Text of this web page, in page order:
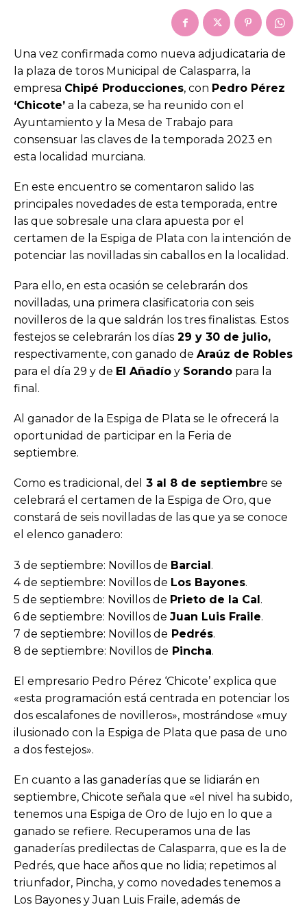
Una vez confirmada como nueva adjudicataria de
la plaza de toros Municipal de Calasparra, la
empresa Chipé Producciones, con Pedro Pérez
‘Chicote’ a la cabeza, se ha reunido con el
Ayuntamiento y la Mesa de Trabajo para
consensuar las claves de la temporada 2023 en
esta localidad murciana.
En este encuentro se comentaron salido las
principales novedades de esta temporada, entre
las que sobresale una clara apuesta por el
certamen de la Espiga de Plata con la intención de
potenciar las novilladas sin caballos en la localidad.
Para ello, en esta ocasión se celebrarán dos
novilladas, una primera clasificatoria con seis
novilleros de la que saldrán los tres finalistas. Estos
festejos se celebrarán los días 29 y 30 de julio,
respectivamente, con ganado de Araúz de Robles
para el día 29 y de El Añadío y Sorando para la
final.
Al ganador de la Espiga de Plata se le ofrecerá la
oportunidad de participar en la Feria de
septiembre.
Como es tradicional, del 3 al 8 de septiembre se
celebrará el certamen de la Espiga de Oro, que
constará de seis novilladas de las que ya se conoce
el elenco ganadero:
3 de septiembre: Novillos de Barcial.
4 de septiembre: Novillos de Los Bayones.
5 de septiembre: Novillos de Prieto de la Cal.
6 de septiembre: Novillos de Juan Luis Fraile.
7 de septiembre: Novillos de Pedrés.
8 de septiembre: Novillos de Pincha.
El empresario Pedro Pérez ‘Chicote’ explica que
«esta programación está centrada en potenciar los
dos escalafones de novilleros», mostrándose «muy
ilusionado con la Espiga de Plata que pasa de uno
a dos festejos».
En cuanto a las ganaderías que se lidiarán en
septiembre, Chicote señala que «el nivel ha subido,
tenemos una Espiga de Oro de lujo en lo que a
ganado se refiere. Recuperamos una de las
ganaderías predilectas de Calasparra, que es la de
Pedrés, que hace años que no lidia; repetimos al
triunfador, Pincha, y como novedades tenemos a
Los Bayones y Juan Luis Fraile, además de